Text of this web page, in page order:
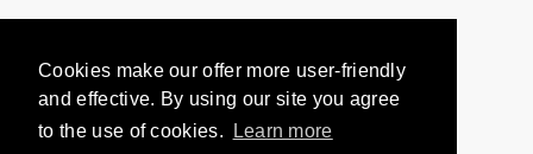
Cookies make our offer more user-friendly
and effective. By using our site you agree
to the use of cookies.
Learn more